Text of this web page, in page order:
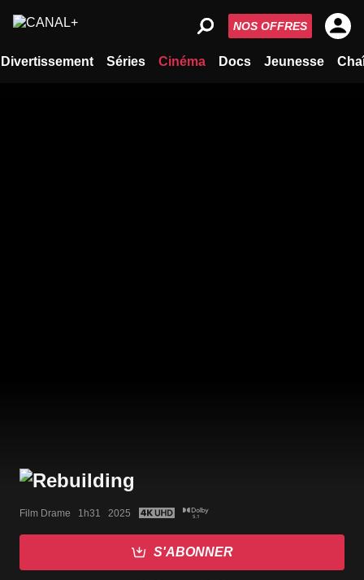
Divertissement Séries Cinéma Docs Jeunesse
NOS OFFRES
Film Drame   1h31   2025
S'ABONNER